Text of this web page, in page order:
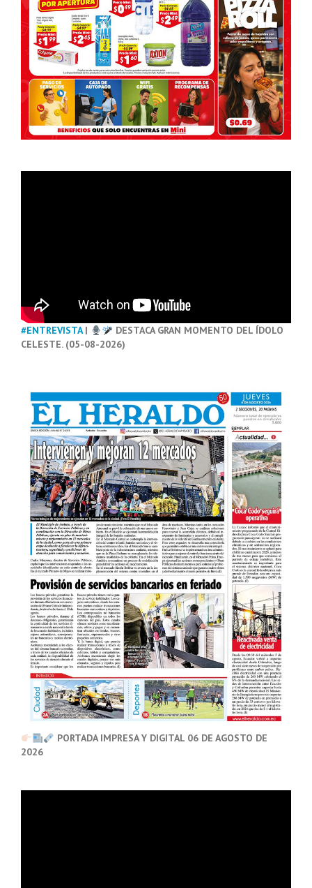
#ENTREVISTA|
DESTACA GRAN MOMENTO DEL ÍDOLO
CELESTE. (05-08-2026)
PORTADA IMPRESA Y DIGITAL 06 DE AGOSTO DE
2026